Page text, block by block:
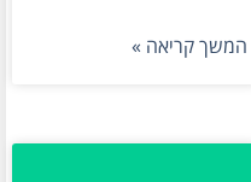
המשך קריאה »